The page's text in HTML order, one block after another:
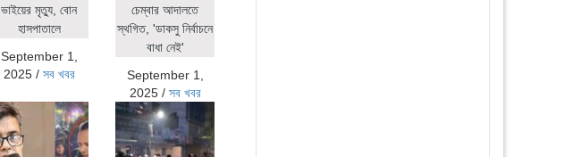
ভাইয়ের মৃত্যু, বোন
হাসপাতালে
September 1,
2025/ সব খবর
চেম্বার আদালতে
স্থগিত, 'ডাকসু নির্বাচনে
বাধা নেই'
September 1,
2025/ সব খবর